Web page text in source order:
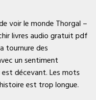
voir le monde Thorgal –
livres audio gratuit pdf
tournure des
un sentiment
décevant. Les mots
est trop longue.